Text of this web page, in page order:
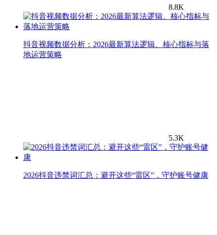
8.8K
抖音视频数据分析：2026最新算法逻辑、核心指标与落
地运营策略
5.3K
2026抖音违禁词汇总：避开这些“雷区”，守护账号健康